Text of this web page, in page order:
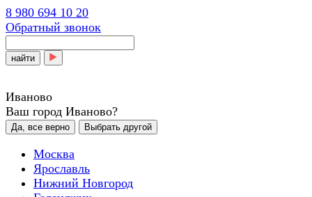
8 980 694 10 20
Обратный звонок
найти
Иваново
Ваш город Иваново?
Да, все верно Выбрать другой
Москва
Ярославль
Нижний Новгород